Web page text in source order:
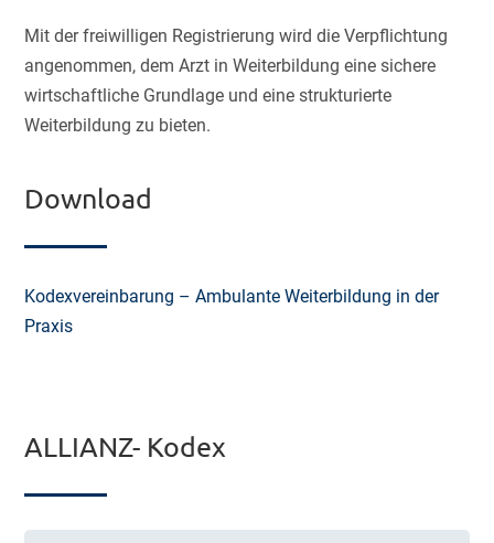
Mit der freiwilligen Registrierung wird die Verpflichtung
angenommen, dem Arzt in Weiterbildung eine sichere
wirtschaftliche Grundlage und eine strukturierte
Weiterbildung zu bieten.
Download
Kodexvereinbarung – Ambulante Weiterbildung in der
Praxis
ALLIANZ- Kodex